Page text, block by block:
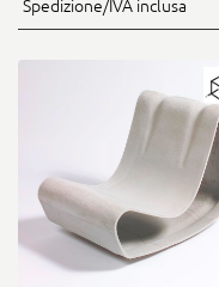
Spedizione/IVA inclusa